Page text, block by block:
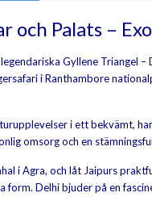
och Palats –
Gyllene Triangel
i Ranthambore
i ett bekvämt,
omsorg och en
i Agra, och låt Jaipurs
form. Delhi bjuder på en